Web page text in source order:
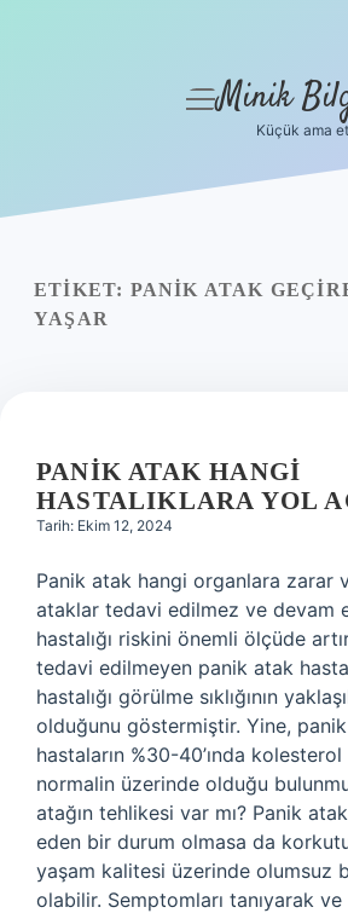
Yasal Uyarı
menüyü
Minik
Küçük ama
ETIKET: PANIK ATAK
YAŞAR
PANIK ATAK HANGI
HASTALIKLARA YOL
Tarih: Ekim 12, 2024
Panik atak hangi organlara zarar
ataklar tedavi edilmez ve devam
hastalığı riskini önemli ölçüde
tedavi edilmeyen panik atak
hastalığı görülme sıklığının
olduğunu göstermiştir. Yine,
hastaların %30-40’ında
normalin üzerinde olduğu
atağın tehlikesi var mı? Panik
eden bir durum olmasa da
yaşam kalitesi üzerinde olumsuz
olabilir. Semptomları tanıyarak